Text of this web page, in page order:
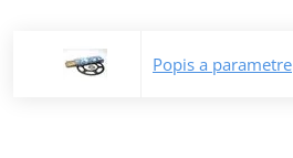
Popis a parametre